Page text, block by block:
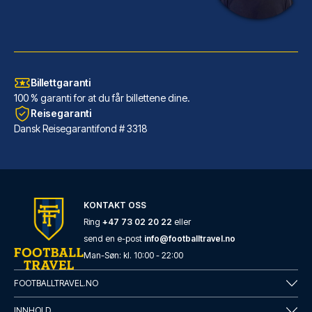
INNSiDE by Meliá Leipzig
Har du INNSiDE by Meliá Leipzi...
LES MER OM HOTELLET
Billettgaranti
100 % garanti for at du får billettene dine.
Reisegaranti
Dansk Reisegarantifond # 3318
KONTAKT OSS
Ring +47 73 02 20 22 eller
send en e-post info@footballtravel.no
Man-Søn: kl. 10:00 - 22:00
FOOTBALLTRAVEL.NO